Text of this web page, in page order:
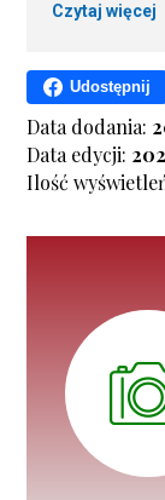
Czytaj więcej
Udostępnij
Data dodania:
Data edycji:
Ilość